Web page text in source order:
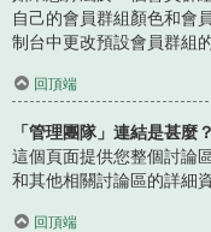
自己的會員群組顏色和會
制台中更改預設會員群組的
回頂端
「管理團隊」連結是甚麼？
這個頁面提供您整個討論
和其他相關討論區的詳細資
回頂端